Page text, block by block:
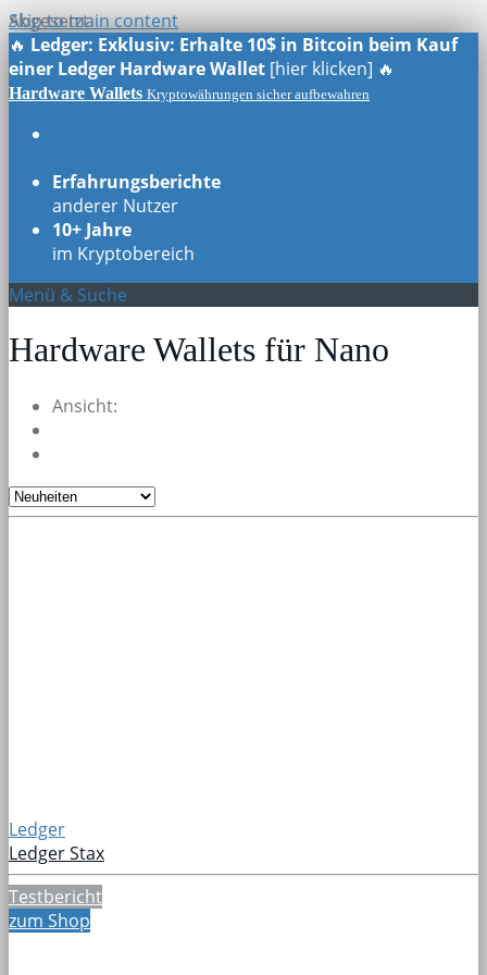
Skip to main content
🔥 Ledger: Exklusiv: Erhalte 10$ in Bitcoin beim Kauf
einer Ledger Hardware Wallet [hier klicken] 🔥
Hardware Wallets Kryptowährungen sicher aufbewahren
Erfahrungsberichte
anderer Nutzer
10+ Jahre
im Kryptobereich
Menü & Suche
Hardware Wallets für Nano
Ansicht:
Ledger
Ledger Stax
Testbericht
zum Shop
Abgesetzt